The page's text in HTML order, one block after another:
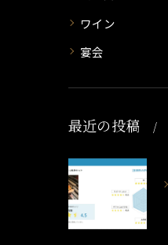
ワイン
宴会
最近の投稿